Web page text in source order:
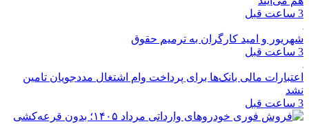
3 ساعت قبل
شهریور و امید کارگران به ترمیم حقوق
3 ساعت قبل
اعتبارات مالی بانک‌ها برای پرداخت وام اشتغال مددجویان تامین
نشد
3 ساعت قبل